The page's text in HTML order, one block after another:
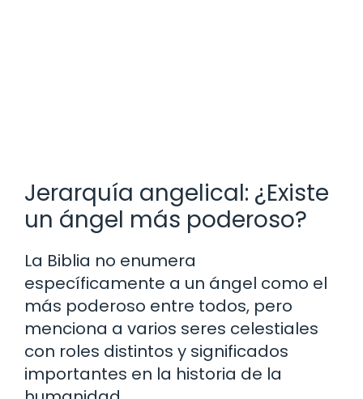
Jerarquía angelical: ¿Existe
un ángel más poderoso?
La Biblia no enumera
específicamente a un ángel como el
más poderoso entre todos, pero
menciona a varios seres celestiales
con roles distintos y significados
importantes en la historia de la